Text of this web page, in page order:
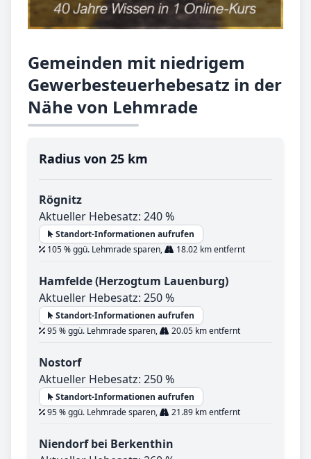
Gemeinden mit niedrigem
Gewerbesteuerhebesatz in der
Nähe von Lehmrade
Radius von 25 km
Rögnitz
Aktueller Hebesatz: 240 %
Standort-Informationen aufrufen
105 % ggü. Lehmrade sparen,
18.02 km entfernt
Hamfelde (Herzogtum Lauenburg)
Aktueller Hebesatz: 250 %
Standort-Informationen aufrufen
95 % ggü. Lehmrade sparen,
20.05 km entfernt
Nostorf
Aktueller Hebesatz: 250 %
Standort-Informationen aufrufen
95 % ggü. Lehmrade sparen,
21.89 km entfernt
Niendorf bei Berkenthin